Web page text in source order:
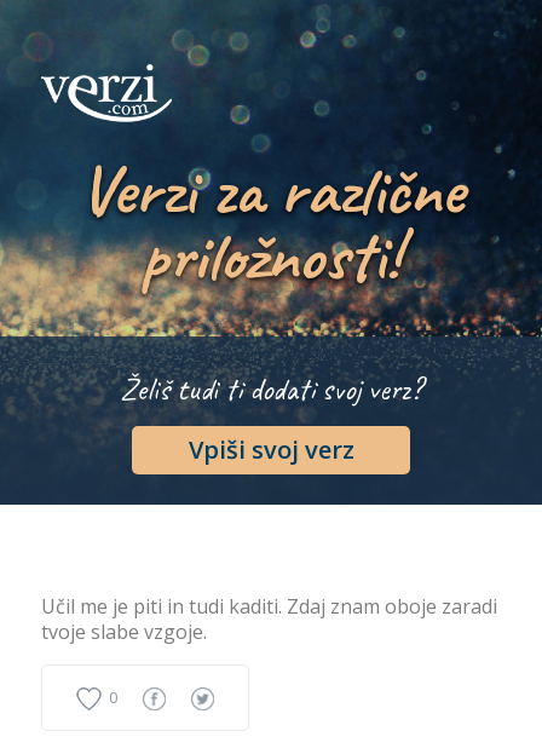
Verzi za različne
priložnosti!
Želiš tudi ti dodati svoj verz?
Vpiši svoj verz
Učil me je piti in tudi kaditi. Zdaj znam oboje zaradi
tvoje slabe vzgoje.
0